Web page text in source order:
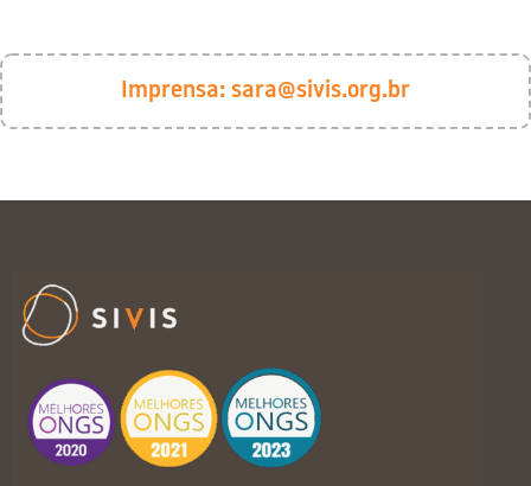
Imprensa: sara@sivis.org.br